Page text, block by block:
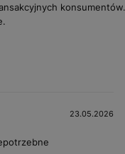
konsumentów.
23.05.2026